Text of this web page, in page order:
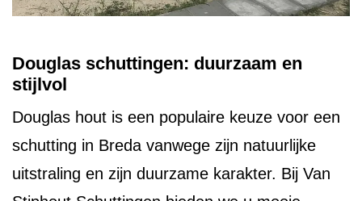
Douglas schuttingen: duurzaam en
stijlvol
Douglas hout is een populaire keuze voor een
schutting in Breda vanwege zijn natuurlijke
uitstraling en zijn duurzame karakter. Bij Van